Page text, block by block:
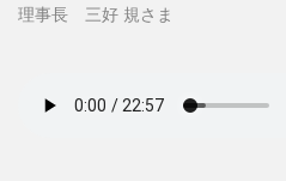
理事長 三好 規さま